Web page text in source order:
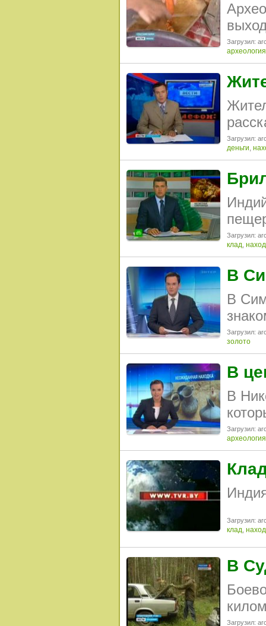
Загрузил:
археология
Загрузил:
деньги,
Загрузил:
клад,
В
В
Загрузил:
золото
В
В
Загрузил:
археология
Загрузил:
клад,
В
Загрузил: